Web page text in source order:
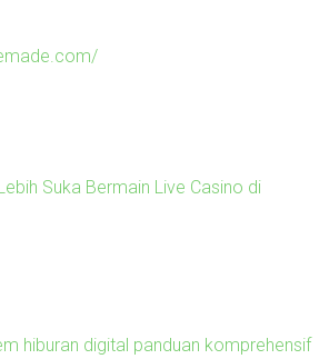
Suka Bermain Live Casino di
hiburan digital panduan komprehensif